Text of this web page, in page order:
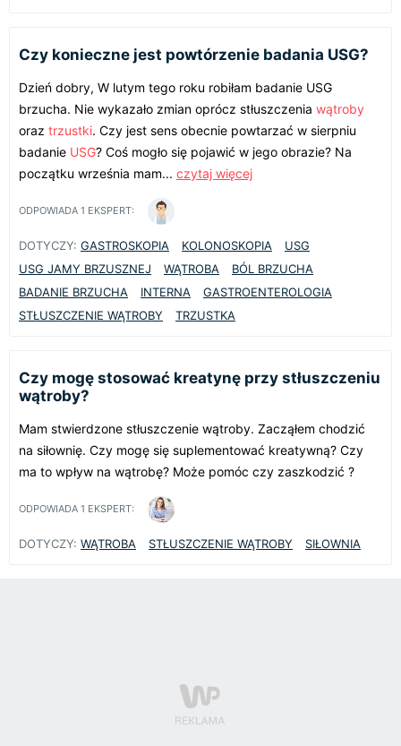
Czy konieczne jest powtórzenie badania USG?
Dzień dobry, W lutym tego roku robiłam badanie USG
brzucha. Nie wykazało zmian oprócz stłuszczenia wątroby
oraz trzustki. Czy jest sens obecnie powtarzać w sierpniu
badanie USG? Coś mogło się pojawić w jego obrazie? Na
początku września mam... czytaj więcej
ODPOWIADA 1 EKSPERT:
DOTYCZY: GASTROSKOPIA KOLONOSKOPIA
USG
USG JAMY BRZUSZNEJ
WĄTROBA
BÓL BRZUCHA
BADANIE BRZUCHA
INTERNA
GASTROENTEROLOGIA
STŁUSZCZENIE WĄTROBY
TRZUSTKA
Czy mogę stosować kreatynę przy stłuszczeniu
wątroby?
Mam stwierdzone stłuszczenie wątroby. Zacząłem chodzić
na siłownię. Czy mogę się suplementować kreatywną? Czy
ma to wpływ na wątrobę? Może pomóc czy zaszkodzić ?
ODPOWIADA 1 EKSPERT:
DOTYCZY: WĄTROBA STŁUSZCZENIE WĄTROBY SIŁOWNIA